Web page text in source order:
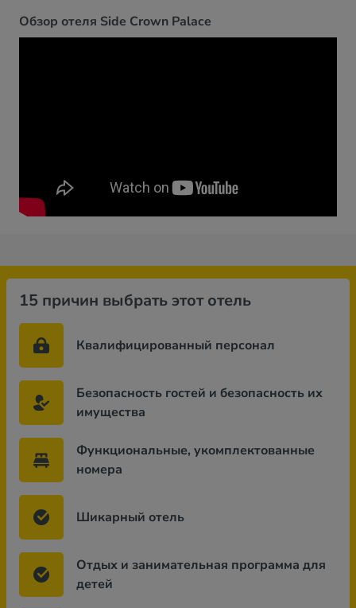
Обзор отеля Side Crown Palace
15 причин выбрать этот отель
Квалифицированный персонал
Безопасность гостей и безопасность их
имущества
Функциональные, укомплектованные
номера
Шикарный отель
Отдых и занимательная программа для
детей